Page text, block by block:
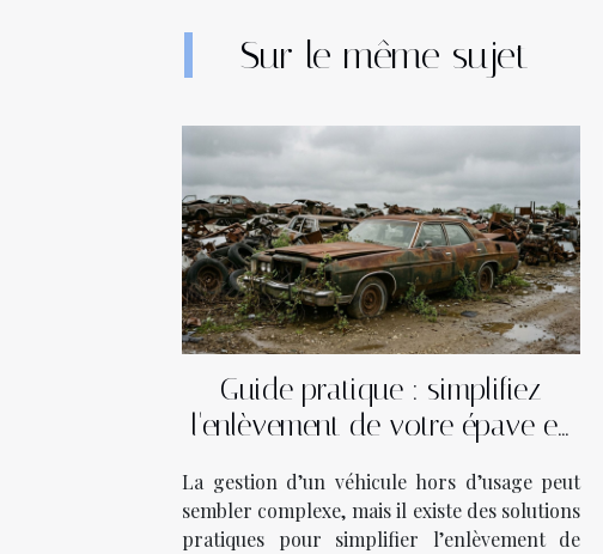
Sur le même sujet
Guide pratique : simplifiez
l'enlèvement de votre épave en
La gestion d’un véhicule hors d’usage peut
sembler complexe, mais il existe des solutions
pratiques pour simplifier l’enlèvement de